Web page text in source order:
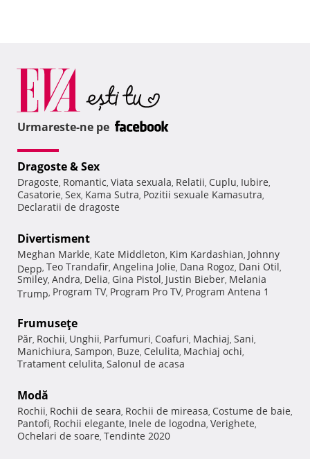
Urmareste-ne pe
Dragoste & Sex
Dragoste, Romantic, Viata sexuala, Relatii, Cuplu, Iubire,
Casatorie, Sex, Kama Sutra, Pozitii sexuale Kamasutra,
Declaratii de dragoste
Divertisment
Meghan Markle, Kate Middleton, Kim Kardashian, Johnny
Depp, Teo Trandafir, Angelina Jolie, Dana Rogoz, Dani Otil,
Smiley, Andra, Delia, Gina Pistol, Justin Bieber, Melania
Trump, Program TV, Program Pro TV, Program Antena 1
Frumuseţe
Păr, Rochii, Unghii, Parfumuri, Coafuri, Machiaj, Sani,
Manichiura, Sampon, Buze, Celulita, Machiaj ochi,
Tratament celulita, Salonul de acasa
Modă
Rochii, Rochii de seara, Rochii de mireasa, Costume de baie,
Pantofi, Rochii elegante, Inele de logodna, Verighete,
Ochelari de soare, Tendinte 2020